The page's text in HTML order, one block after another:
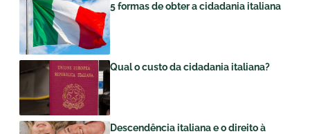
5 formas de obter a cidadania italiana
Qual o custo da cidadania italiana?
Descendência italiana e o direito à